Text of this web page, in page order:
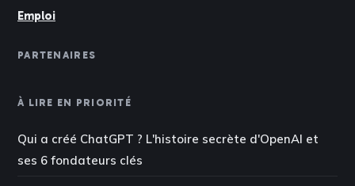
Emploi
PARTENAIRES
À LIRE EN PRIORITÉ
Qui a créé ChatGPT ? L'histoire secrète d'OpenAI et
ses 6 fondateurs clés